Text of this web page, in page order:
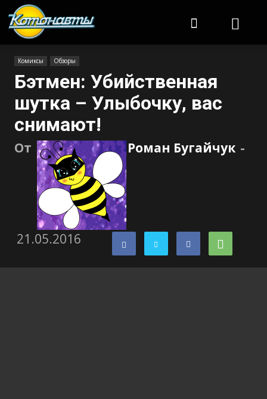
Комиксы Обзоры
Бэтмен: Убийственная
шутка – Улыбочку, вас
снимают!
От Роман Бугайчук -
21.05.2016